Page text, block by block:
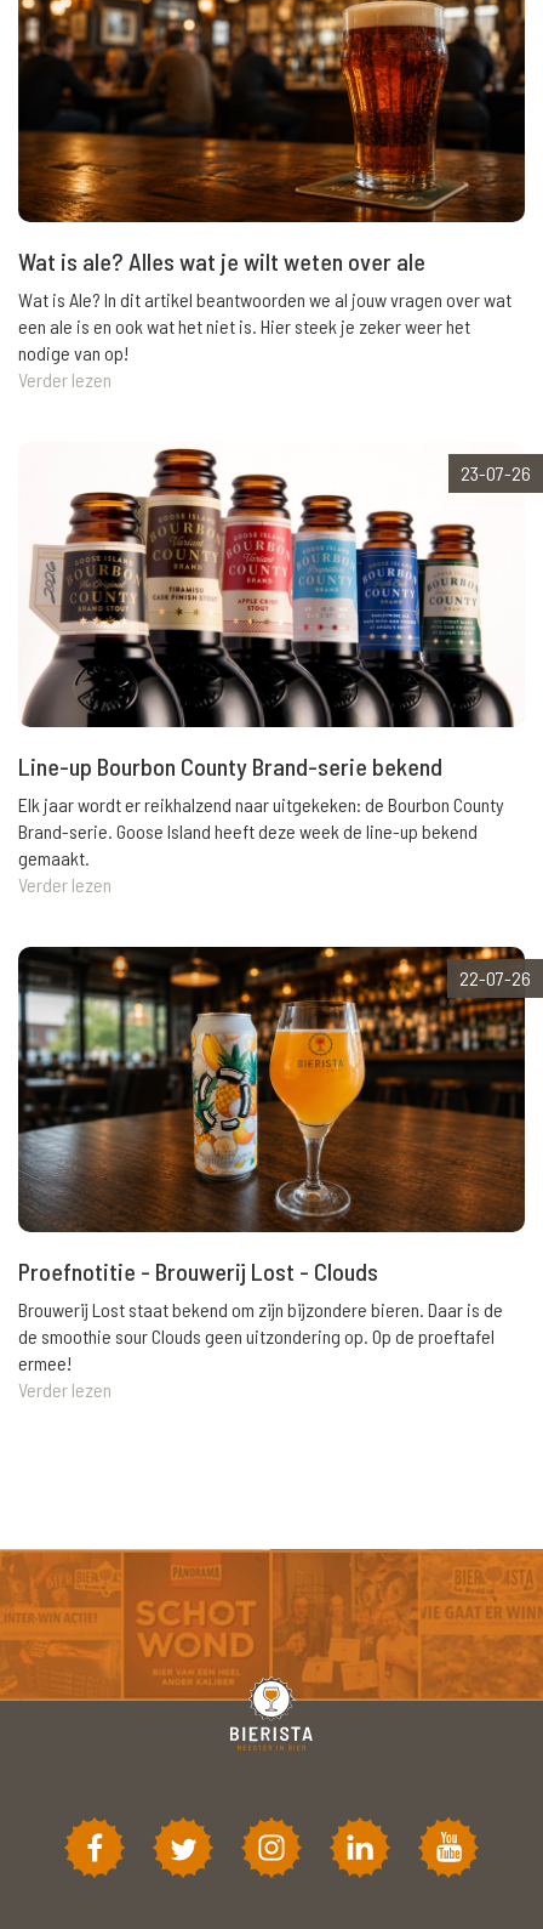
Wat is ale? Alles wat je wilt weten over ale
Wat is Ale? In dit artikel beantwoorden we al jouw vragen over wat
een ale is en ook wat het niet is. Hier steek je zeker weer het
nodige van op!
Verder lezen
23-07-26
Line-up Bourbon County Brand-serie bekend
Elk jaar wordt er reikhalzend naar uitgekeken: de Bourbon County
Brand-serie. Goose Island heeft deze week de line-up bekend
gemaakt.
Verder lezen
22-07-26
Proefnotitie - Brouwerij Lost - Clouds
Brouwerij Lost staat bekend om zijn bijzondere bieren. Daar is de
de smoothie sour Clouds geen uitzondering op. Op de proeftafel
ermee!
Verder lezen